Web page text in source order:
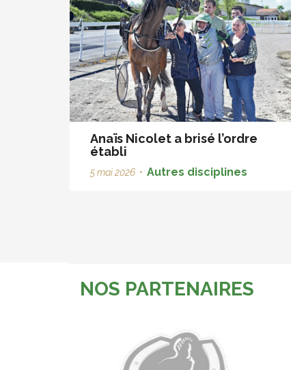
Anaïs Nicolet a brisé l’ordre
établi
5 mai 2026 • Autres disciplines
NOS PARTENAIRES